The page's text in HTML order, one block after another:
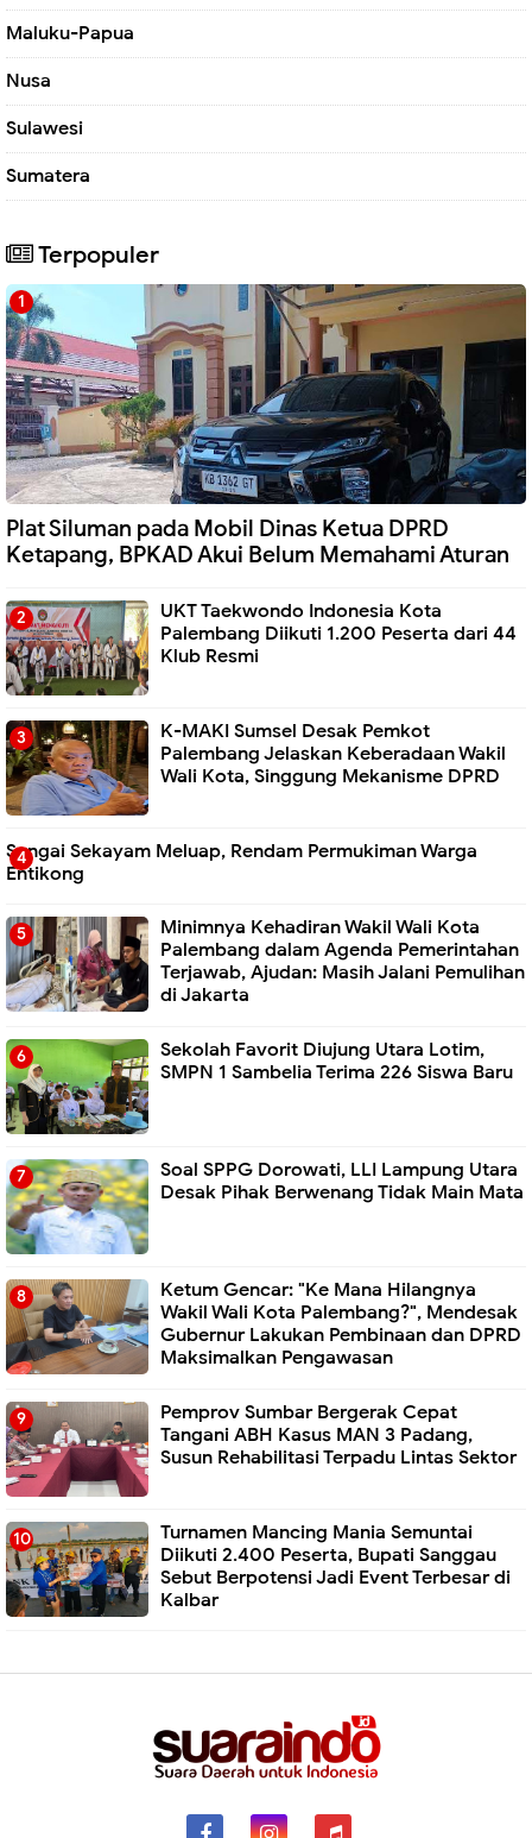
Maluku-Papua
Nusa
Sulawesi
Sumatera
Terpopuler
Plat Siluman pada Mobil Dinas Ketua DPRD
Ketapang, BPKAD Akui Belum Memahami Aturan
UKT Taekwondo Indonesia Kota
Palembang Diikuti 1.200 Peserta dari 44
Klub Resmi
K-MAKI Sumsel Desak Pemkot
Palembang Jelaskan Keberadaan Wakil
Wali Kota, Singgung Mekanisme DPRD
Sungai Sekayam Meluap, Rendam Permukiman Warga
Entikong
Minimnya Kehadiran Wakil Wali Kota
Palembang dalam Agenda Pemerintahan
Terjawab, Ajudan: Masih Jalani Pemulihan
di Jakarta
Sekolah Favorit Diujung Utara Lotim,
SMPN 1 Sambelia Terima 226 Siswa Baru ‎
Soal SPPG Dorowati, LLI Lampung Utara
Desak Pihak Berwenang Tidak Main Mata
Ketum Gencar: "Ke Mana Hilangnya
Wakil Wali Kota Palembang?", Mendesak
Gubernur Lakukan Pembinaan dan DPRD
Maksimalkan Pengawasan
Pemprov Sumbar Bergerak Cepat
Tangani ABH Kasus MAN 3 Padang,
Susun Rehabilitasi Terpadu Lintas Sektor
Turnamen Mancing Mania Semuntai
Diikuti 2.400 Peserta, Bupati Sanggau
Sebut Berpotensi Jadi Event Terbesar di
Kalbar